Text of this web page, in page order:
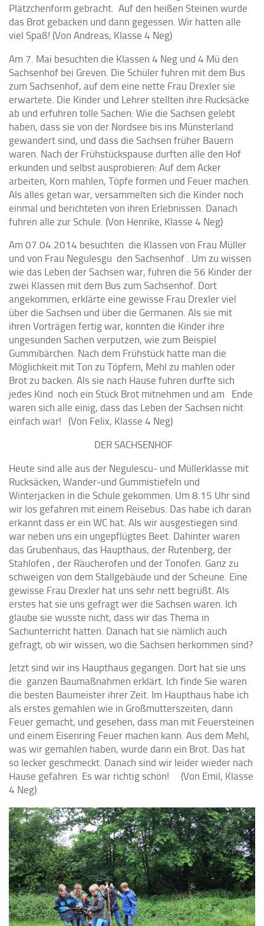
Plätzchenform gebracht. Auf den heißen Steinen wurde
das Brot gebacken und dann gegessen. Wir hatten alle
viel Spaß! (Von Andreas, Klasse 4 Neg)
Am 7. Mai besuchten die Klassen 4 Neg und 4 Mü den
Sachsenhof bei Greven. Die Schüler fuhren mit dem Bus
zum Sachsenhof, auf dem eine nette Frau Drexler sie
erwartete. Die Kinder und Lehrer stellten ihre Rucksäcke
ab und erfuhren tolle Sachen: Wie die Sachsen gelebt
haben, dass sie von der Nordsee bis ins Münsterland
gewandert sind, und dass die Sachsen früher Bauern
waren. Nach der Frühstückspause durften alle den Hof
erkunden und selbst ausprobieren: Auf dem Acker
arbeiten, Korn mahlen, Töpfe formen und Feuer machen.
Als alles getan war, versammelten sich die Kinder noch
einmal und berichteten von ihren Erlebnissen. Danach
fuhren alle zur Schule. (Von Henrike, Klasse 4 Neg)
Am 07.04.2014 besuchten die Klassen von Frau Müller
und von Frau Negulesgu den Sachsenhof . Um zu wissen
wie das Leben der Sachsen war, fuhren die 56 Kinder der
zwei Klassen mit dem Bus zum Sachsenhof. Dort
angekommen, erklärte eine gewisse Frau Drexler viel
über die Sachsen und über die Germanen. Als sie mit
ihren Vorträgen fertig war, konnten die Kinder ihre
ungesunden Sachen verputzen, wie zum Beispiel
Gummibärchen. Nach dem Frühstück hatte man die
Möglichkeit mit Ton zu Töpfern, Mehl zu mahlen oder
Brot zu backen. Als sie nach Hause fuhren durfte sich
jedes Kind noch ein Stück Brot mitnehmen und am Ende
waren sich alle einig, dass das Leben der Sachsen nicht
einfach war! (Von Felix, Klasse 4 Neg)
DER SACHSENHOF
Heute sind alle aus der Negulescu- und Müllerklasse mit
Rucksäcken, Wander-und Gummistiefeln und
Winterjacken in die Schule gekommen. Um 8.15 Uhr sind
wir los gefahren mit einem Reisebus. Das habe ich daran
erkannt dass er ein WC hat. Als wir ausgestiegen sind
war neben uns ein ungepflügtes Beet. Dahinter waren
das Grubenhaus, das Haupthaus, der Rutenberg, der
Stahlofen , der Räucherofen und der Tonofen. Ganz zu
schweigen von dem Stallgebäude und der Scheune. Eine
gewisse Frau Drexler hat uns sehr nett begrüßt. Als
erstes hat sie uns gefragt wer die Sachsen waren. Ich
glaube sie wusste nicht, dass wir das Thema in
Sachunterricht hatten. Danach hat sie nämlich auch
gefragt, ob wir wissen, wo die Sachsen herkommen sind?
Jetzt sind wir ins Haupthaus gegangen. Dort hat sie uns
die ganzen Baumaßnahmen erklärt. Ich finde Sie waren
die besten Baumeister ihrer Zeit. Im Haupthaus habe ich
als erstes gemahlen wie in Großmutterszeiten, dann
Feuer gemacht, und gesehen, dass man mit Feuersteinen
und einem Eisenring Feuer machen kann. Aus dem Mehl,
was wir gemahlen haben, wurde dann ein Brot. Das hat
so lecker geschmeckt. Danach sind wir leider wieder nach
Hause gefahren. Es war richtig schön! (Von Emil, Klasse
4 Neg)